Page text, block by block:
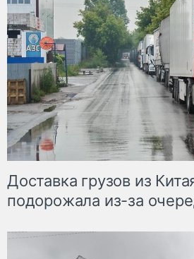
Доставка грузов из
подорожала из-за